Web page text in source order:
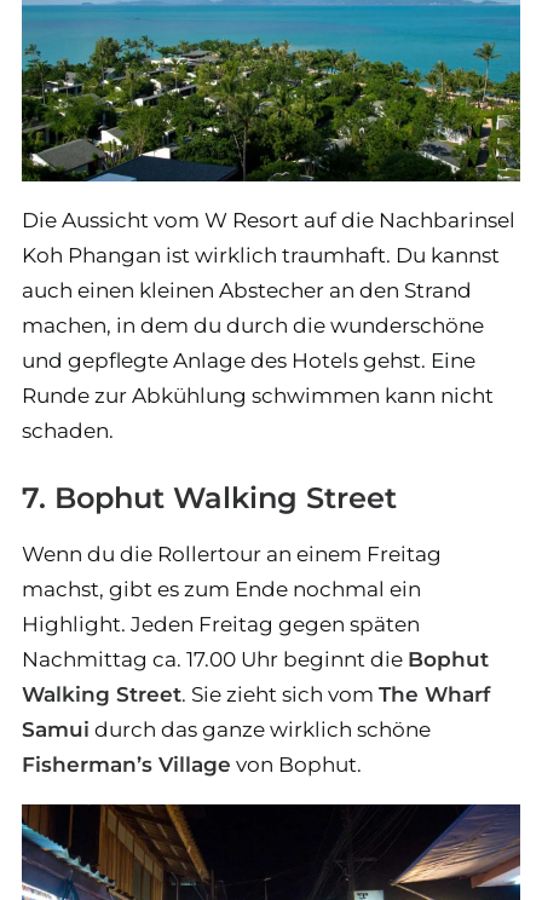
Die Aussicht vom W Resort auf die Nachbarinsel
Koh Phangan ist wirklich traumhaft. Du kannst
auch einen kleinen Abstecher an den Strand
machen, in dem du durch die wunderschöne
und gepflegte Anlage des Hotels gehst. Eine
Runde zur Abkühlung schwimmen kann nicht
schaden.
7. Bophut Walking Street
Wenn du die Rollertour an einem Freitag
machst, gibt es zum Ende nochmal ein
Highlight. Jeden Freitag gegen späten
Nachmittag ca. 17.00 Uhr beginnt die Bophut
Walking Street. Sie zieht sich vom The Wharf
Samui durch das ganze wirklich schöne
Fisherman’s Village von Bophut.